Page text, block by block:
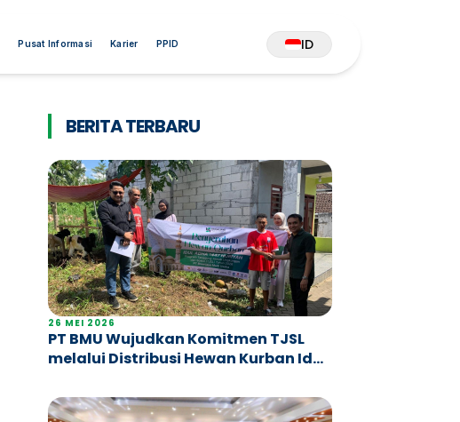
Pusat Informasi Karier PPID ID
BERITA TERBARU
26 MEI 2026
PT BMU Wujudkan Komitmen TJSL
melalui Distribusi Hewan Kurban Idul